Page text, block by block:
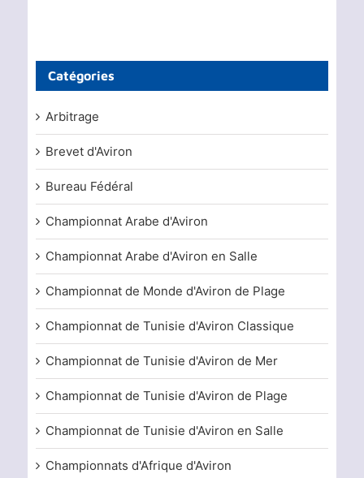
Catégories
Arbitrage
Brevet d'Aviron
Bureau Fédéral
Championnat Arabe d'Aviron
Championnat Arabe d'Aviron en Salle
Championnat de Monde d'Aviron de Plage
Championnat de Tunisie d'Aviron Classique
Championnat de Tunisie d'Aviron de Mer
Championnat de Tunisie d'Aviron de Plage
Championnat de Tunisie d'Aviron en Salle
Championnats d'Afrique d'Aviron